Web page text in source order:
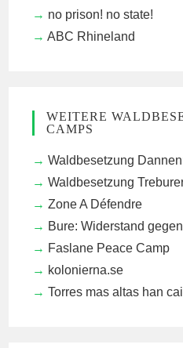
no prison! no state!
ABC Rhineland
WEITERE
CAMPS
Waldbesetzung
Waldbesetzung
Zone A Défendre
Bure: Widerstand
Faslane Peace Camp
kolonierna.se
Torres mas altas han